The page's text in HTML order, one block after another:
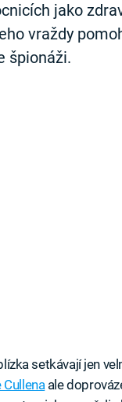
jako
vraždy
špionáži.
setkávají jen
Cullenaale